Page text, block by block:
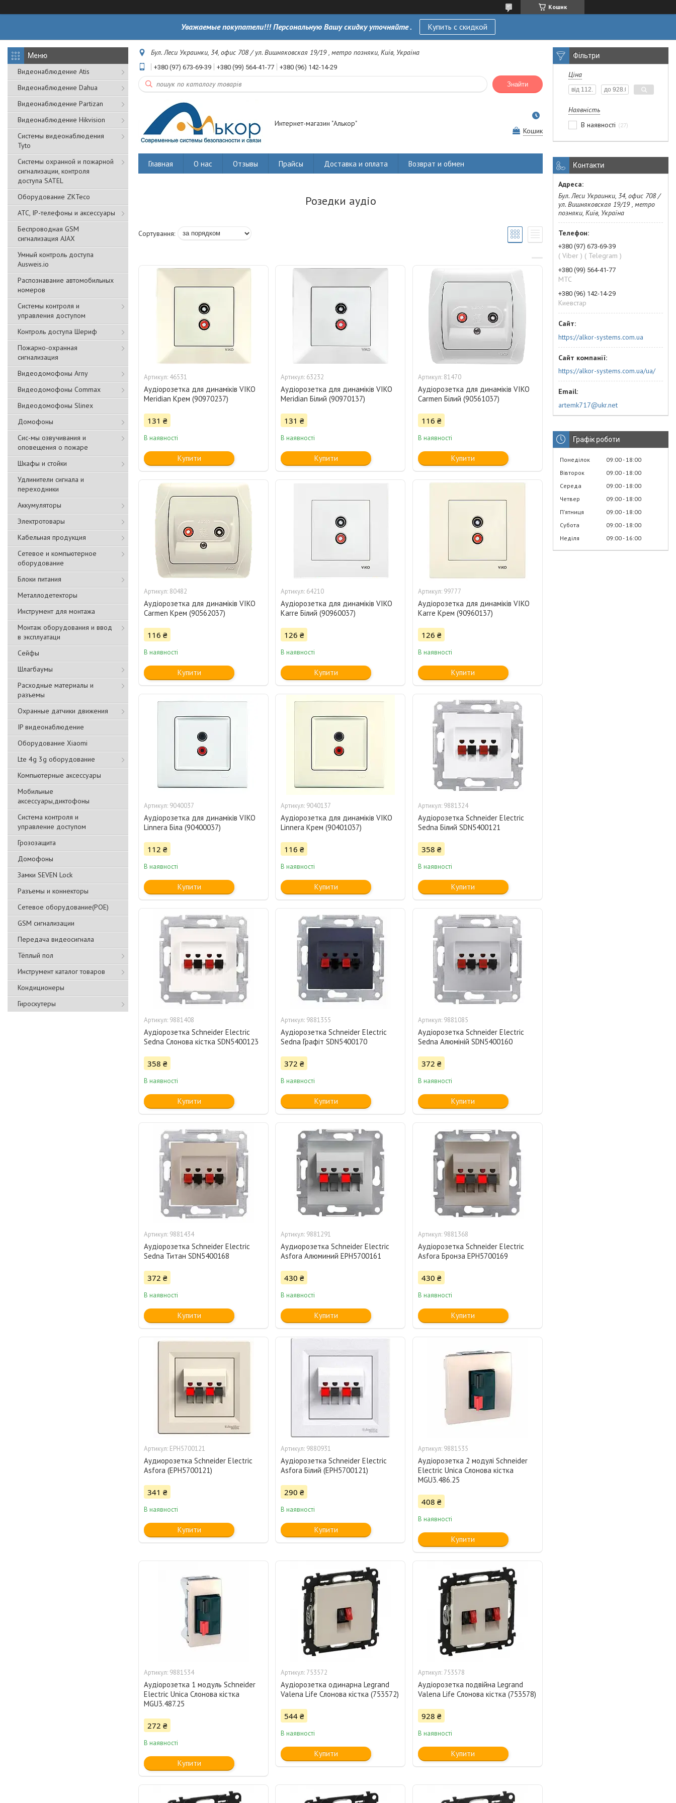
Кошик
Уважаемые покупатели!!! Персональную Вашу скидку уточняйте . Купить с скидкой
Видеонаблюдение Atis
Видеонаблюдение Dahua
Видеонаблюдение Partizan
Видеонаблюдение Hikvision
Системы видеонаблюдения
Tyto
Cистемы охранной и пожарной
сигнализации, контроля
доступа SATEL
Оборудование ZKTeco
АТС, IP-телефоны и аксессуары
Беспроводная GSM
сигнализация АJAX
Умный контроль доступа
Ausweis.io
Распознавание автомобильных
номеров
Системы контроля и
управления доступом
Контроль доступа Шериф
Пожарно-охранная
сигнализация
Видеодомофоны Arny
Видеодомофоны Commax
Видеодомофоны Slinex
Домофоны
Сис-мы озвучивания и
оповещения о пожаре
Шкафы и стойки
Удлинители сигнала и
переходники
Аккумуляторы
Электротовары
Кабельная продукция
Сетевое и компьютерное
оборудование
Блоки питания
Металлодетекторы
Инструмент для монтажа
Монтаж оборудования и ввод
в эксплуатаци
Сейфы
Шлагбаумы
Расходные материалы и
разъемы
Охранные датчики движения
IP видеонаблюдение
Оборудование Xiaomi
Lte 4g 3g оборудование
Компьютерные аксессуары
Мобильные
аксессуары,диктофоны
Система контроля и
управление доступом
Грозозащита
Домофоны
Замки SEVEN Lock
Разъемы и коннекторы
Сетевое оборудование(POE)
GSM сигнализации
Передача видеосигнала
Тёплый пол
Инструмент каталог товаров
Кондиционеры
Гироскутеры
Бул. Леси Украинки, 34, офис 708 / ул. Вишняковская 19/19 , метро позняки, Київ, Україна
+380 (97) 673-69-39 +380 (99) 564-41-77 +380 (96) 142-14-29
Знайти
Интернет-магазин "Алькор"
Кошик
Главная О нас Отзывы Прайсы Доставка и оплата Возврат и обмен
Розедки аудіо
46531
Аудіорозетка для динаміків VIKO
Meridian Крем (90970237)
131 ₴
В наявності
Купити
63232
Аудіорозетка для динаміків VIKO
Meridian Білий (90970137)
131 ₴
В наявності
Купити
81470
Аудіорозетка для динаміків VIKO
Carmen Білий (90561037)
116 ₴
В наявності
Купити
80482
Аудіорозетка для динаміків VIKO
Carmen Крем (90562037)
116 ₴
В наявності
Купити
64210
Аудіорозетка для динаміків VIKO
Karre Білий (90960037)
126 ₴
В наявності
Купити
99777
Аудіорозетка для динаміків VIKO
Karre Крем (90960137)
126 ₴
В наявності
Купити
9040037
Аудіорозетка для динаміків VIKO
Linnera Біла (90400037)
112 ₴
В наявності
Купити
9040137
Аудіорозетка для динаміків VIKO
Linnera Крем (90401037)
116 ₴
В наявності
Купити
9881324
Аудіорозетка Schneider Electric
Sedna Білий SDN5400121
358 ₴
В наявності
Купити
9881408
Аудіорозетка Schneider Electric
Sedna Слонова кістка SDN5400123
358 ₴
В наявності
Купити
9881355
Аудіорозетка Schneider Electric
Sedna Графіт SDN5400170
372 ₴
В наявності
Купити
9881085
Аудіорозетка Schneider Electric
Sedna Алюміній SDN5400160
372 ₴
В наявності
Купити
9881434
Аудіорозетка Schneider Electric
Sedna Титан SDN5400168
372 ₴
В наявності
Купити
9881291
Аудиорозетка Schneider Electric
Asfora Алюминий EPH5700161
430 ₴
В наявності
Купити
9881368
Аудіорозетка Schneider Electric
Asfora Бронза EPH5700169
430 ₴
В наявності
Купити
EPH5700121
Аудиорозетка Schneider Electric
Asfora (EPH5700121)
341 ₴
В наявності
Купити
9880931
Аудіорозетка Schneider Electric
Asfora Білий (EPH5700121)
290 ₴
В наявності
Купити
9881535
Аудіорозетка 2 модулі Schneider
Electric Unica Слонова кістка
MGU3.486.25
408 ₴
В наявності
Купити
9881534
Аудіорозетка 1 модуль Schneider
Electric Unica Слонова кістка
MGU3.487.25
272 ₴
В наявності
Купити
753572
Аудіорозетка одинарна Legrand
Valena Life Слонова кістка (753572)
544 ₴
В наявності
Купити
753578
Аудіорозетка подвійна Legrand
Valena Life Слонова кістка (753578)
928 ₴
В наявності
Купити
Фільтри
Ціна
Наявність
В наявності
27
Контакти
Бул. Леси Украинки, 34, офис 708 /
ул. Вишняковская 19/19 , метро
позняки, Київ, Україна
+380 (97) 673-69-39
( Viber ) ( Telegram )
+380 (99) 564-41-77
МТС
+380 (96) 142-14-29
Киевстар
https://alkor-systems.com.ua
https://alkor-systems.com.ua/ua/
artemk717@ukr.net
Графік роботи
Понеділок 09:00 18:00
Вівторок
09:00 18:00
Середа
09:00 18:00
Четвер
09:00 18:00
Пʼятниця
09:00 18:00
Субота
09:00 18:00
Неділя
09:00 16:00